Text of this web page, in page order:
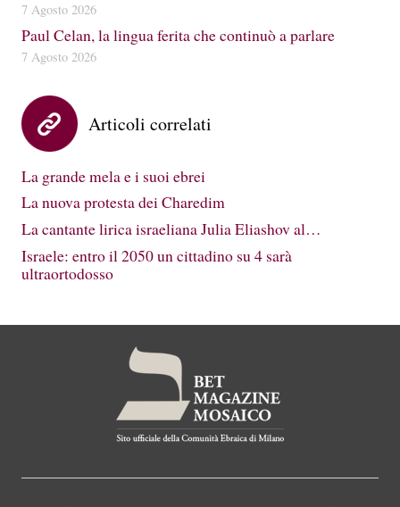
7 Agosto 2026
Paul Celan, la lingua ferita che continuò a parlare
7 Agosto 2026
Articoli correlati
La grande mela e i suoi ebrei
La nuova protesta dei Charedim
La cantante lirica israeliana Julia Eliashov al…
Israele: entro il 2050 un cittadino su 4 sarà
ultraortodosso